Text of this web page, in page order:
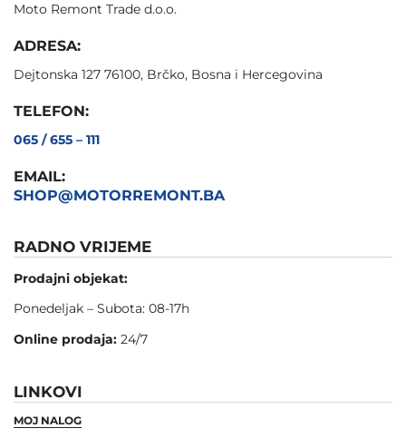
Moto Remont Trade d.o.o.
ADRESA:
Dejtonska 127 76100, Brčko, Bosna i Hercegovina
TELEFON:
065 / 655 – 111
EMAIL:
SHOP@MOTORREMONT.BA
RADNO VRIJEME
Prodajni objekat:
Ponedeljak – Subota: 08-17h
Online prodaja: 24/7
LINKOVI
MOJ NALOG